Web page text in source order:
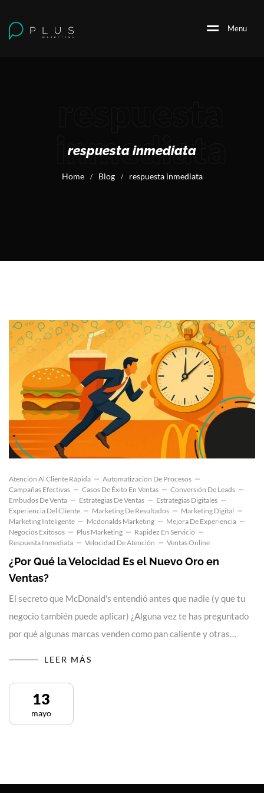
Menu
inmediata
respuesta inmediata
Home / Blog / respuesta inmediata
Atención Al Cliente Rápida
Automatización De Procesos
Campañas Efectivas
Casos De Éxito En Ventas
Conversión De Leads
Embudos De Venta
Estrategias De Ventas
Estrategias Digitales
Experiencia Del Cliente
Marketing De Resultados
Marketing Digital
Marketing Inteligente
Mcdonalds Marketing
Mejora De Experiencia
Negocios Exitosos
Plus Marketing
Rapidez En Servicio
Respuesta Inmediata
Velocidad De Atención Ventas Online
¿Por Qué la Velocidad Es el Nuevo Oro en
Ventas?
El secreto que McDonald's entendió antes que nadie (y que tu
negocio también puede aplicar) ¿Alguna vez te has preguntado
por qué algunas marcas venden como pan caliente y otras…
LEER MÁS
13
mayo